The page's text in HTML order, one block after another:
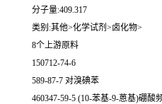
分子量:409.317
类别:其他>化学试剂>卤化物>
8个上游原料
150712-74-6
589-87-7 对溴碘苯
460347-59-5 (10-苯基-9-蒽基)硼酸